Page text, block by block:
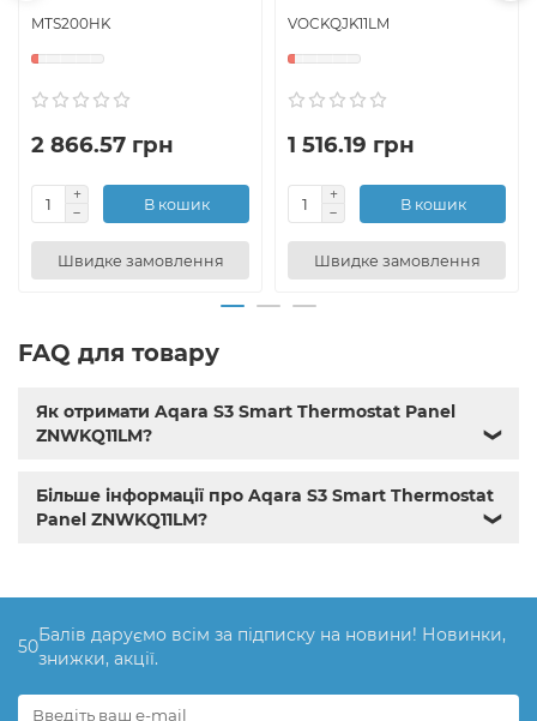
MTS200HK
2 866.57 грн
В кошик
Швидке замовлення
VOCKQJK11LM
1 516.19 грн
В кошик
Швидке замовлення
FAQ для товару
Як отримати Aqara S3 Smart Thermostat Panel
ZNWKQ11LM?
❯
Більше інформації про Aqara S3 Smart Thermostat
Panel ZNWKQ11LM?
❯
50
Балів даруємо всім за підписку на новини! Новинки,
знижки, акції.